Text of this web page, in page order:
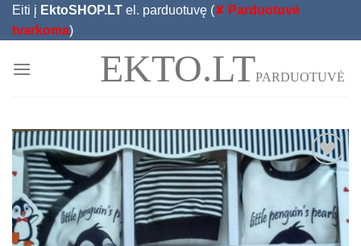
Skip
Eiti į EktoSHOP.LT el. parduotuvę (✘ Parduotuvė
tvarkoma)
EKTO.LTPARDUOTUVĖ
Add to
Wishlist